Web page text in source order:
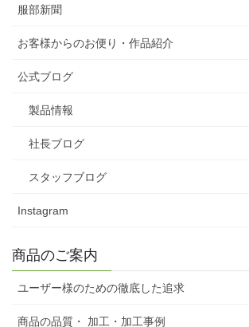
服部新聞
お客様からのお便り・作品紹介
公式ブログ
製品情報
社長ブログ
スタッフブログ
Instagram
商品のご案内
ユーザー様のための徹底した追求
商品の品質・ 加工・加工事例